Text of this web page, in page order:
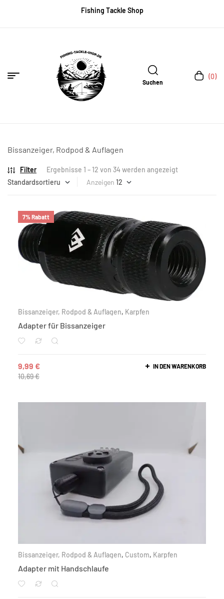
Fishing Tackle Shop
Suchen
(0)
Bissanzeiger, Rodpod & Auflagen
Filter
Ergebnisse 1 – 12 von 34 werden angezeigt
Anzeigen
7% Rabatt
Bissanzeiger, Rodpod & Auflagen, Karpfen
Adapter für Bissanzeiger
10,69€
9,99 € IN DEN WARENKORB
Bissanzeiger, Rodpod & Auflagen, Custom, Karpfen
Adapter mit Handschlaufe